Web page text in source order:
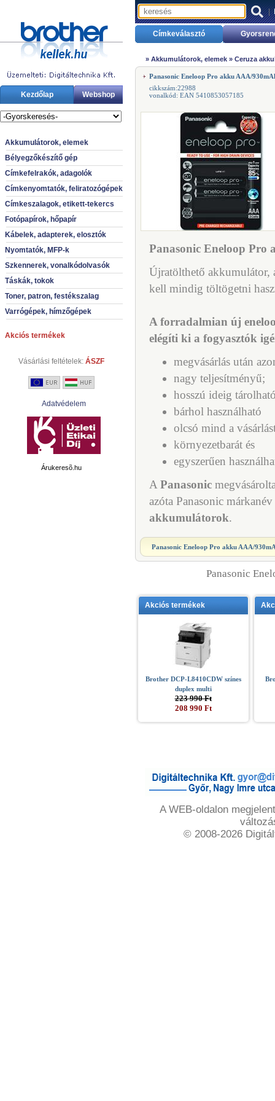
Kezdőlap Webshop
Akkumulátorok, elemek
Bélyegzőkészítő gép
Címkefelrakók, adagolók
Címkenyomtatók, feliratozógépek
Címkeszalagok, etikett-tekercs
Fotópapírok, hőpapír
Kábelek, adapterek, elosztók
Nyomtatók, MFP-k
Szkennerek, vonalkódolvasók
Táskák, tokok
Toner, patron, festékszalag
Varrógépek, hímzőgépek
Akciós termékek
Vásárlási feltételek: ÁSZF
Adatvédelem
Árukeresõ.hu
|
Címkeválasztó
» Akkumulátorok, elemek » Ceruza
Panasonic Eneloop Pro akku AAA/
cikkszám:22988
vonalkód: EAN 5410853057185
Panasonic Eneloop
Újratölthető akkumulátor,
kell mindig töltögetni
A forradalmian új
elégíti ki a fogyasztók
megvásárlás után
nagy teljesítményű;
hosszú ideig
bárhol használható
olcsó mind a
környezetbarát és
egyszerűen
A Panasonic
azóta Panasonic
akkumulátorok.
Panasonic Eneloop Pro akku AAA/
Panasonic
Akciós termékek
Brother DCP-L8410CDW színes
duplex multi
223 990 Ft
208 990 Ft
A WEB-oldalon
© 2008-2026